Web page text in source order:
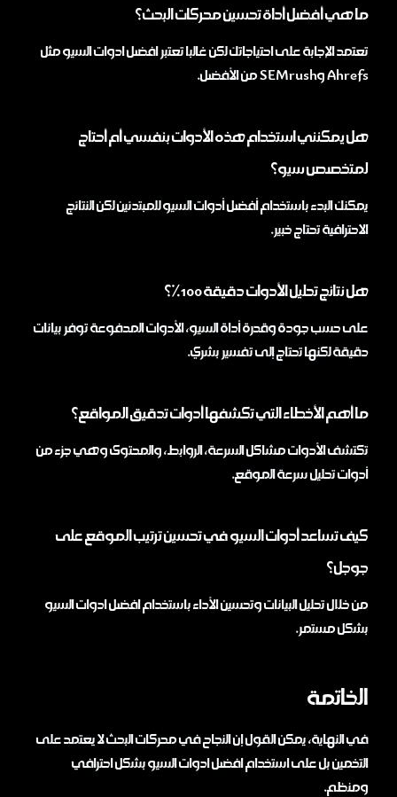
ما هي أفضل أداة تحسين محركات البحث؟
تعتمد الإجابة على احتياجاتك لكن غالبا تعتبر افضل ادوات السيو مثل
Ahrefs وSEMrush من الأفضل.
هل يمكنني استخدام هذه الأدوات بنفسي أم أحتاج
لمتخصص سيو؟
يمكنك البدء باستخدام أفضل أدوات السيو للمبتدئين لكن النتائج
الاحترافية تحتاج خبير.
هل نتائج تحليل الأدوات دقيقة 100%؟
على حسب جودة وقدرة أداة السيو، الأدوات المدفوعة توفر بيانات
دقيقة لكنها تحتاج إلى تفسير بشري.
ما أهم الأخطاء التي تكشفها أدوات تدقيق المواقع؟
تكتشف الأدوات مشاكل السرعة، الروابط، والمحتوى وهي جزء من
أدوات تحليل سرعة الموقع.
كيف تساعد أدوات السيو في تحسين ترتيب الموقع على
جوجل؟
من خلال تحليل البيانات وتحسين الأداء باستخدام افضل ادوات السيو
بشكل مستمر.
الخاتمة
في النهاية، يمكن القول إن النجاح في محركات البحث لا يعتمد على
التخمين بل على استخدام افضل ادوات السيو بشكل احترافي
ومنظم.